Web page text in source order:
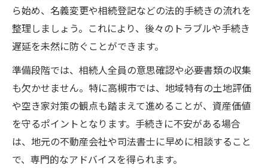
ら始め、名義変更や相続登記などの法的手続きの流れを
整理しましょう。これにより、後々のトラブルや手続き
遅延を未然に防ぐことができます。
準備段階では、相続人全員の意思確認や必要書類の収集
も欠かせません。特に高槻市では、地域特有の土地評価
や空き家対策の観点も踏まえて進めることが、資産価値
を守るポイントとなります。手続きに不安がある場合
は、地元の不動産会社や司法書士に早めに相談すること
で、専門的なアドバイスを得られます。